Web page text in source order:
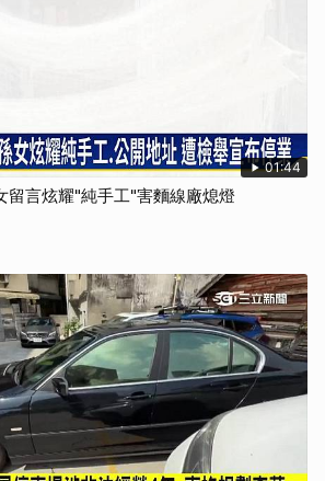
01:44
留言炫耀"純手工"害麵線廠熄燈